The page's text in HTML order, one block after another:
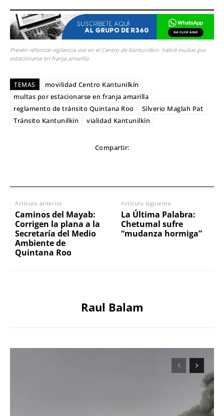
Prevén reforrzar vigilancia vial en el Centro de Kantunilkín: habrá multas por
estacionarse en franja amarilla
TEMAS
movilidad Centro Kantunilkín
multas por estacionarse en franja amarilla
reglamento de tránsito Quintana Roo
Silverio Maglah Pat
Tránsito Kantunilkín
vialidad Kantunilkín
Compartir:
Artículo anterior
Caminos del Mayab:
Corrigen la plana a la
Secretaría del Medio
Ambiente de
Quintana Roo
Artículo siguiente
La Última Palabra:
Chetumal sufre
“mudanza hormiga”
Raul Balam